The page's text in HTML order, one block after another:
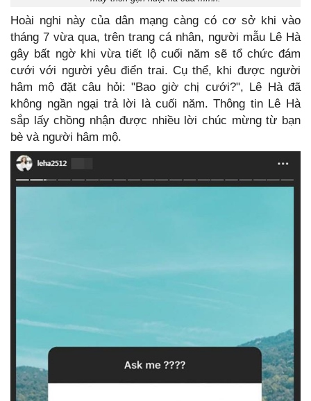
Hoài nghi này của dân mạng càng có cơ sở khi vào
tháng 7 vừa qua, trên trang cá nhân, người mẫu Lê Hà
gây bất ngờ khi vừa tiết lộ cuối năm sẽ tổ chức đám
cưới với người yêu điển trai. Cụ thể, khi được người
hâm mộ đặt câu hỏi: "Bao giờ chị cưới?", Lê Hà đã
không ngần ngại trả lời là cuối năm. Thông tin Lê Hà
sắp lấy chồng nhận được nhiều lời chúc mừng từ bạn
bè và người hâm mộ.